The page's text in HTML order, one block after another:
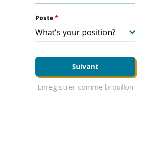
Poste*
What's your position?
Enregistrer comme brouillon
Suivant